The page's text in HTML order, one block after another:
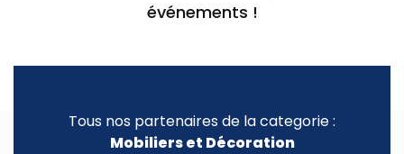
événements !
Tous nos partenaires de la categorie :
Mobiliers et Décoration